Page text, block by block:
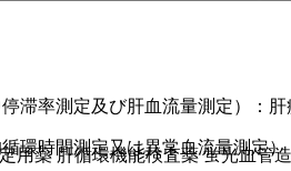
率測定及び肝血流量測定）：肝
時間測定又は異常血流量測定）
用薬 肝循環機能検査薬 蛍光血管